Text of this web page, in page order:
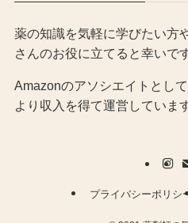
薬の知識を気軽に学びたい方
さんのお役に立てると幸いです
Amazonのアソシエイトとし
より収入を得て運営しています
プライバシーポリシ